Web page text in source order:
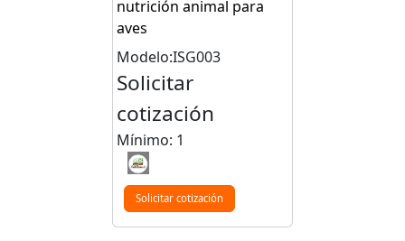
nutrición animal para
aves
Modelo:ISG003
Solicitar
cotización
Mínimo: 1
Solicitar cotización